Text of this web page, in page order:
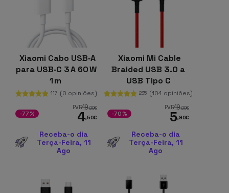
Xiaomi Cabo USB‑A
para USB‑C 3 A 60 W
1 m
117 (0 opiniões)
PVR19,99€
4,50€
-77%
Receba-o dia
Terça-Feira, 11
Ago
Xiaomi Mi Cable
Braided USB 3.0 a
USB Tipo C
Vermelho 1M
235 (104 opiniões)
PVR19,99€
5,90€
-70%
Receba-o dia
Terça-Feira, 11
Ago